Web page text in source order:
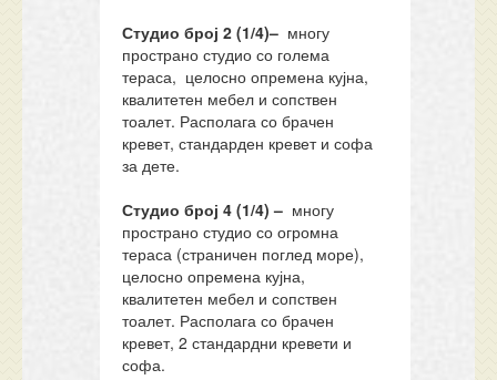
Студио број 2 (1/4)– многу
пространо студио со голема
тераса, целосно опремена кујна,
квалитетен мебел и сопствен
тоалет. Располага со брачен
кревет, стандарден кревет и софа
за дете.
Студио број 4 (1/4) – многу
пространо студио со огромна
тераса (страничен поглед море),
целосно опремена кујна,
квалитетен мебел и сопствен
тоалет. Располага со брачен
кревет, 2 стандардни кревети и
софа.